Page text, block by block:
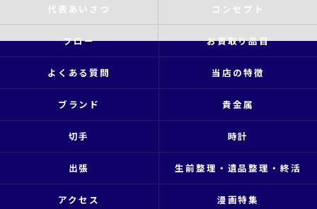
代表あいさつ コンセプト
フロー お買取り品目
よくある質問 当店の特徴
ブランド 貴金属
切手 時計
出張 生前整理・遺品整理・終活
アクセス 漫画特集